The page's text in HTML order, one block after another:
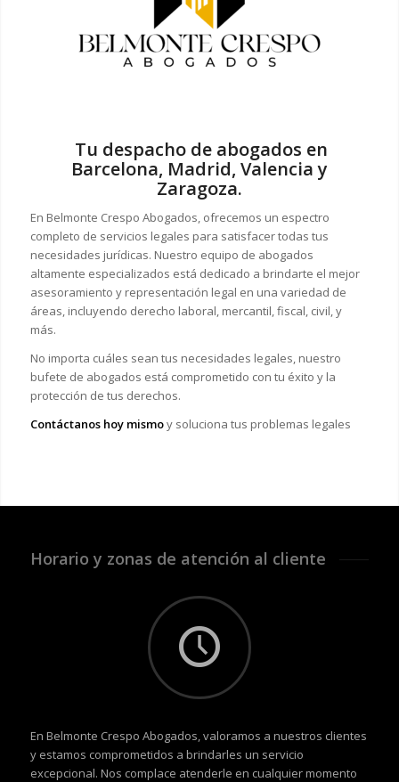
Tu despacho de abogados en
Barcelona, Madrid, Valencia y
Zaragoza.
En Belmonte Crespo Abogados, ofrecemos un espectro
completo de servicios legales para satisfacer todas tus
necesidades jurídicas. Nuestro equipo de abogados
altamente especializados está dedicado a brindarte el mejor
asesoramiento y representación legal en una variedad de
áreas, incluyendo derecho laboral, mercantil, fiscal, civil, y
más.
No importa cuáles sean tus necesidades legales, nuestro
bufete de abogados está comprometido con tu éxito y la
protección de tus derechos.
Contáctanos hoy mismoy soluciona tus problemas legales
Horario y zonas de atención al cliente
En Belmonte Crespo Abogados, valoramos a nuestros clientes
y estamos comprometidos a brindarles un servicio
excepcional. Nos complace atenderle en cualquier momento